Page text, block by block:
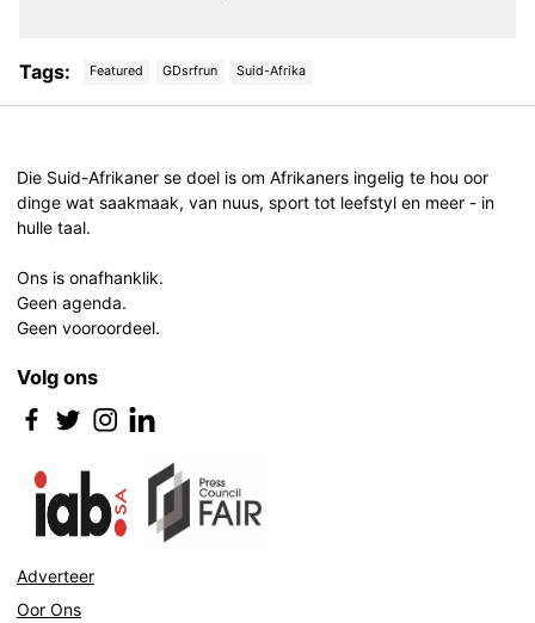
Tags: Featured GDsrfrun Suid-Afrika
Die Suid-Afrikaner se doel is om Afrikaners ingelig te hou oor
dinge wat saakmaak, van nuus, sport tot leefstyl en meer - in
hulle taal.
Ons is onafhanklik.
Geen agenda.
Geen vooroordeel.
Volg ons
Adverteer
Oor Ons